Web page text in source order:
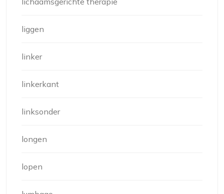
liggen
linker
linkerkant
linksonder
longen
lopen